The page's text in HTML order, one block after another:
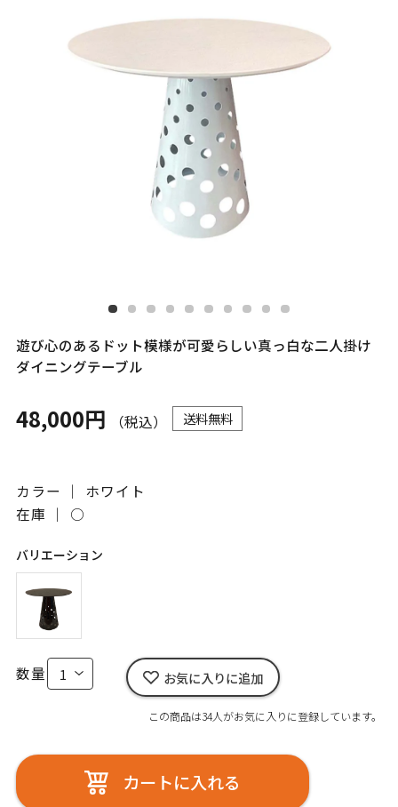
遊び心のあるドット模様が可愛らしい真っ白な二人掛け
ダイニングテーブル
48,000円 （税込） 送料無料
カラー ｜ ホワイト
在庫 ｜ ○
バリエーション
数量 お気に入りに追加
この商品は34人がお気に入りに登録しています。
カートに入れる